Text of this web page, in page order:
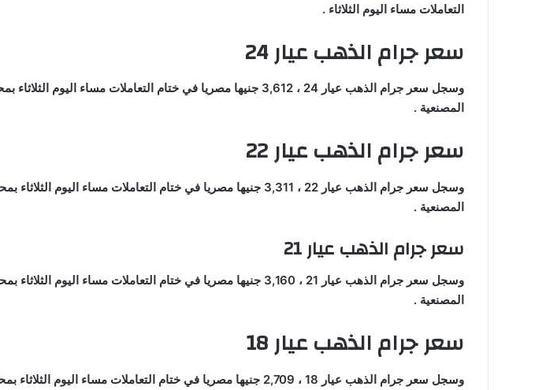
التعاملات مساء اليوم الثلاثاء .
سعر جرام الذهب عيار 24
وسجل سعر جرام الذهب عيار 24 ، 3,612 جنيها مصريا في ختام التعاملات مساء اليوم
المصنعية .
سعر جرام الذهب عيار 22
وسجل سعر جرام الذهب عيار 22 ، 3,311 جنيها مصريا في ختام التعاملات مساء اليوم
المصنعية .
سعر جرام الذهب عيار 21
وسجل سعر جرام الذهب عيار 21 ، 3,160 جنيها مصريا في ختام التعاملات مساء اليوم
المصنعية .
سعر جرام الذهب عيار 18
وسجل سعر جرام الذهب عيار 18 ، 2,709 جنيها مصريا في ختام التعاملات مساء اليوم